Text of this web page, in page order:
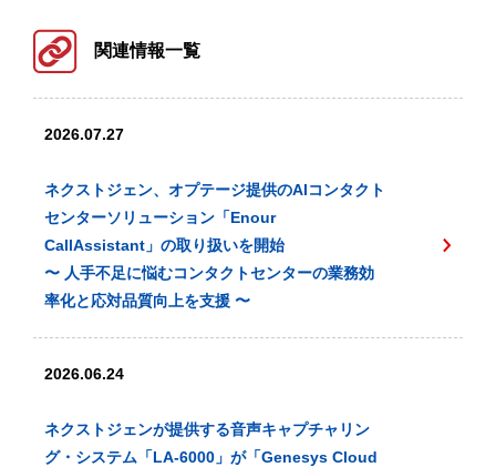
関連情報一覧
2026.07.27
ネクストジェン、オプテージ提供のAIコンタクト
センターソリューション「Enour
CallAssistant」の取り扱いを開始
〜 人手不足に悩むコンタクトセンターの業務効
率化と応対品質向上を支援 〜
2026.06.24
ネクストジェンが提供する音声キャプチャリン
グ・システム「LA-6000」が「Genesys Cloud